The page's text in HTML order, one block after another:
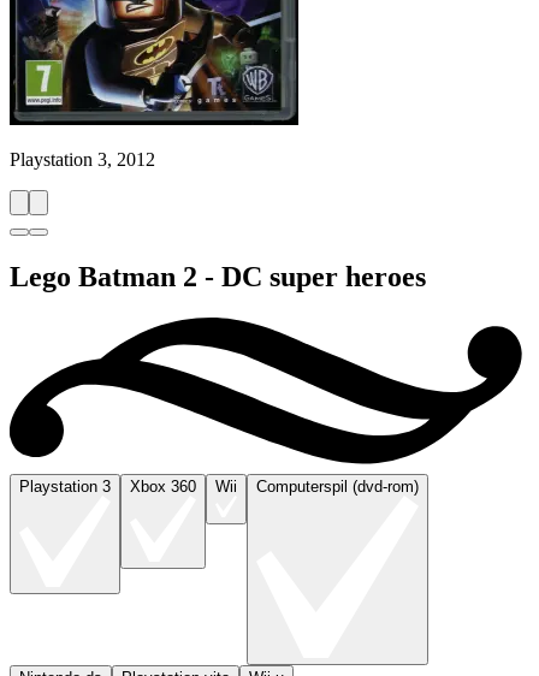
Playstation 3, 2012
Lego Batman 2 - DC super heroes
Playstation 3 Xbox 360 Wii Computerspil (dvd-rom)